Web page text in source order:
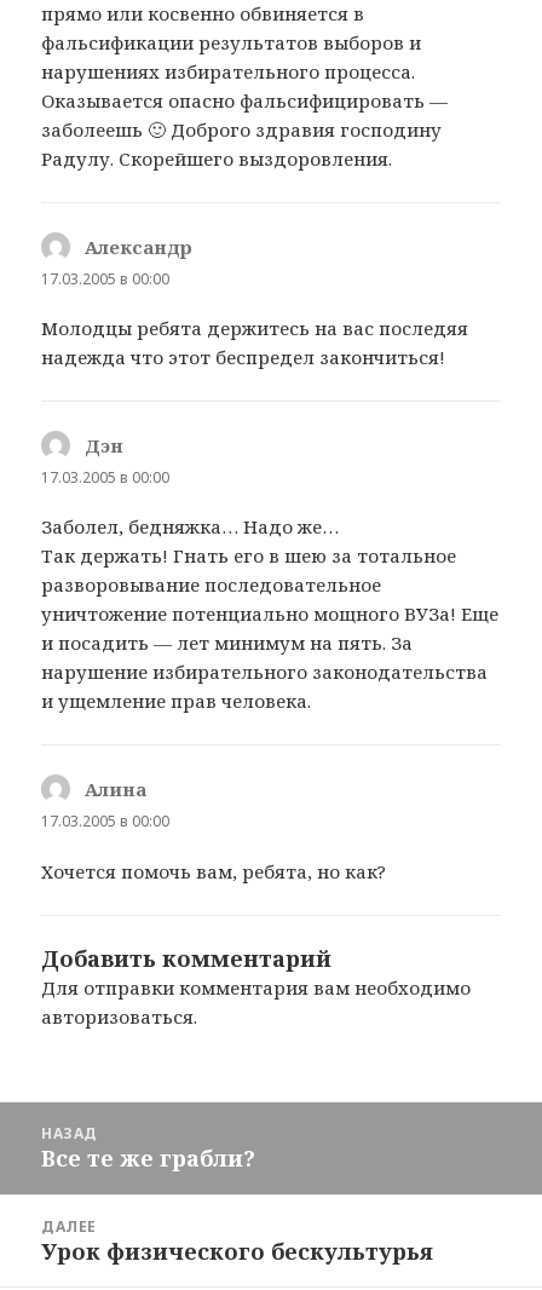
прямо или косвенно обвиняется в
фальсификации результатов выборов и
нарушениях избирательного процесса.
Оказывается опасно фальсифицировать —
заболеешь 🙂 Доброго здравия господину
Радулу. Скорейшего выздоровления.
Александр
17.03.2005 в 00:00
Молодцы ребята держитесь на вас последяя
надежда что этот беспредел закончиться!
Дэн
17.03.2005 в 00:00
Заболел, бедняжка… Надо же…
Так держать! Гнать его в шею за тотальное
разворовывание последовательное
уничтожение потенциально мощного ВУЗа! Еще
и посадить — лет минимум на пять. За
нарушение избирательного законодательства
и ущемление прав человека.
Алина
17.03.2005 в 00:00
Хочется помочь вам, ребята, но как?
Добавить комментарий
Для отправки комментария вам необходимо
авторизоваться.
НАЗАД
Предыдущая
запись:
Все те же грабли?
ДАЛЕЕ
Следующая
Урок физического бескультурья